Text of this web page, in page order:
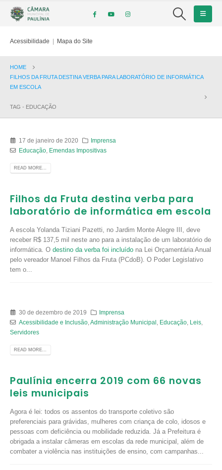
Acessibilidade | Mapa do Site
HOME
FILHOS DA FRUTA DESTINA VERBA PARA LABORATÓRIO DE INFORMÁTICA
EM ESCOLA
TAG - EDUCAÇÃO
17 de janeiro de 2020
Imprensa
Educação, Emendas Impositivas
READ MORE...
Filhos da Fruta destina verba para
laboratório de informática em escola
A escola Yolanda Tiziani Pazetti, no Jardim Monte Alegre III, deve
receber R$ 137,5 mil neste ano para a instalação de um laboratório de
informática. O destino da verba foi incluído na Lei Orçamentária Anual
pelo vereador Manoel Filhos da Fruta (PCdoB). O Poder Legislativo
tem o...
30 de dezembro de 2019
Imprensa
Acessibilidade e Inclusão, Administração Municipal Educação, Leis,
Servidores
READ MORE...
Paulínia encerra 2019 com 66 novas
leis municipais
Agora é lei: todos os assentos do transporte coletivo são
preferenciais para grávidas, mulheres com criança de colo, idosos e
pessoas com deficiência ou mobilidade reduzida. Já a Prefeitura é
obrigada a instalar câmeras em escolas da rede municipal, além de
combater a violência nas instituições de ensino, com campanhas...